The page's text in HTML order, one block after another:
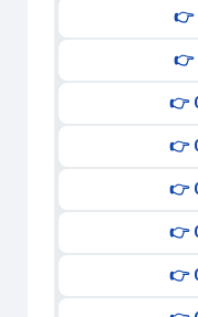
👉
👉
👉
👉
👉
👉
👉